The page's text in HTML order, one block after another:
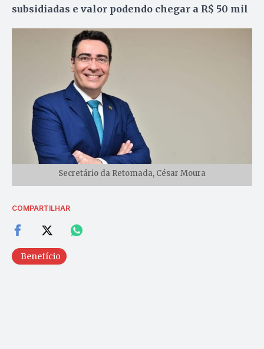
subsidiadas e valor podendo chegar a R$ 50 mil
Secretário da Retomada, César Moura
COMPARTILHAR
Benefício